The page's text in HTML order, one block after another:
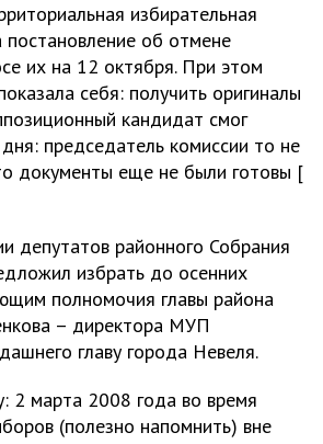
избирательная
постановление об отмене
их на 12 октября. При этом
себя: получить оригиналы
кандидат смог
председатель комиссии то не
документы еще не были готовы [
депутатов районного Собрания
избрать до осенних
полномочия главы района
– директора МУП
главу города Невеля.
2 марта 2008 года во время
(полезно напомнить) вне